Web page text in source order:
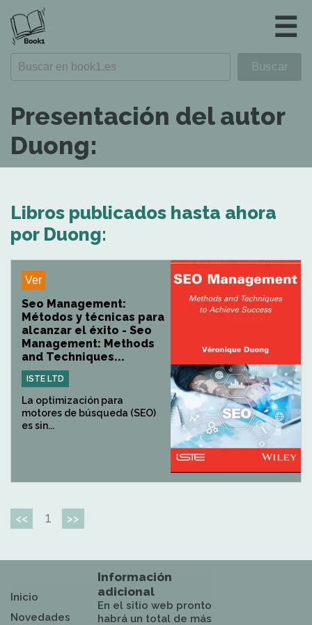
☰
Presentación del autor
Duong:
Libros publicados hasta ahora
por Duong:
Ver
Seo Management:
Métodos y técnicas para
alcanzar el éxito - Seo
Management: Methods
and Techniques...
ISTE LTD
La optimización para
motores de búsqueda (SEO)
es sin...
<< 1 >>
Inicio
Novedades
Información
adicional
En el sitio web pronto
habrá un total de más